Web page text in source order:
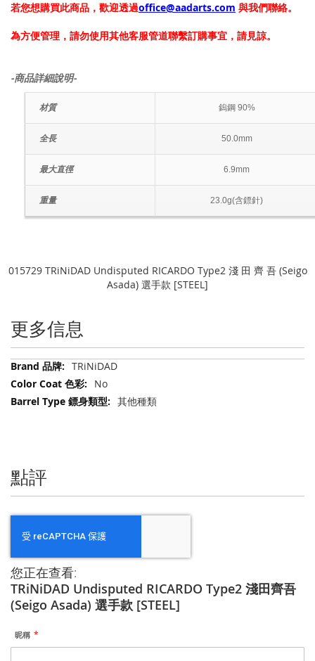
若您想購買此商品，歡迎透過office@aadarts.com 與我們聯絡。
為方便管理，請勿使用其他客服管道聯繫訂購事宜，請見諒。
-商品詳細說明-
材質 鎢鋼 90%
全長 50.0mm
最大直徑 6.9mm
重量 23.0g(含鏢針)
015729 TRiNiDAD Undisputed RICARDO Type2 淺 田 齊 吾 (Seigo
Asada) 選手款 [STEEL]
更多信息
更
多
息
TRiNiDAD
No
其他種類
點評
您正在查看:
TRiNiDAD Undisputed RICARDO Type2 淺田齊吾
(Seigo Asada) 選手款 [STEEL]
昵稱